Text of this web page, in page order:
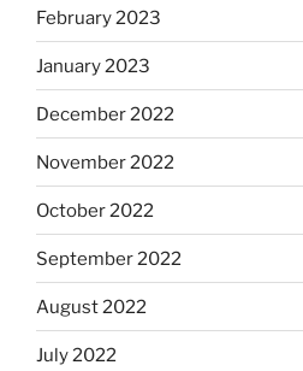
February 2023
January 2023
December 2022
November 2022
October 2022
September 2022
August 2022
July 2022